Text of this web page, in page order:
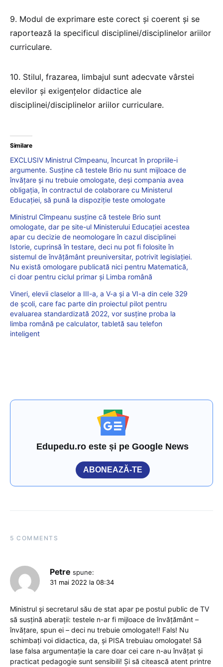
9. Modul de exprimare este corect și coerent și se
raportează la specificul disciplinei/disciplinelor ariilor
curriculare.
10. Stilul, frazarea, limbajul sunt adecvate vârstei
elevilor și exigențelor didactice ale
disciplinei/disciplinelor ariilor curriculare.
Similare
EXCLUSIV Ministrul Cîmpeanu, încurcat în propriile-i
argumente. Susține că testele Brio nu sunt mijloace de
învățare și nu trebuie omologate, deși compania avea
obligația, în contractul de colaborare cu Ministerul
Educației, să pună la dispoziție teste omologate
Ministrul Cîmpeanu susține că testele Brio sunt
omologate, dar pe site-ul Ministerului Educației acestea
apar cu decizie de neomologare în cazul disciplinei
Istorie, cuprinsă în testare, deci nu pot fi folosite în
sistemul de învățământ preuniversitar, potrivit legislației.
Nu există omologare publicată nici pentru Matematică,
ci doar pentru ciclul primar și Limba română
Vineri, elevii claselor a III-a, a V-a și a VI-a din cele 329
de școli, care fac parte din proiectul pilot pentru
evaluarea standardizată 2022, vor susține proba la
limba română pe calculator, tabletă sau telefon
inteligent
Edupedu.ro este și pe Google News
ABONEAZĂ-TE
5 COMMENTS
Petre spune:
31 mai 2022 la 08:34
Ministrul și secretarul său de stat apar pe postul public de TV
să susțină aberații: testele n-ar fi mijloace de învățământ –
învățare, spun ei – deci nu trebuie omologate!! Fals! Nu
schimbați voi didactica, da, și PISA trebuiau omologate! Să
lase falsa argumentație la care doar cei care n-au învățat și
practicat pedagogie sunt sensibili! Și să citească atent printre